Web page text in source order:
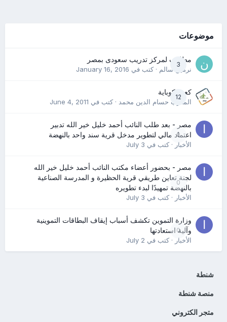
موضوعات
3
مطلوب لمركز تدريب سعودى بمصر
نرمين سالم· كتب في January 16, 2016
12
كعب كوباية
المدرب حسام الدين محمد· كتب في June 4, 2011
0
مصر - بعد طلب النائب أحمد خليل خير الله تدبير
اعتماد مالي لتطوير مدخل قرية سند واحد بالنهضة
الأخبار· كتب في July 3
0
مصر - بحضور أعضاء مكتب النائب أحمد خليل خير الله
لجنة تعاين طريقي قرية الحظيرة و المدرسة الصناعية
بالنهضة تمهيدًا لبدء تطويره
الأخبار· كتب في July 3
0
وزارة التموين تكشف أسباب إيقاف البطاقات التموينية
وآلية استعادتها
الأخبار· كتب في July 2
شنطة
منصة شنطة
متجر الكتروني